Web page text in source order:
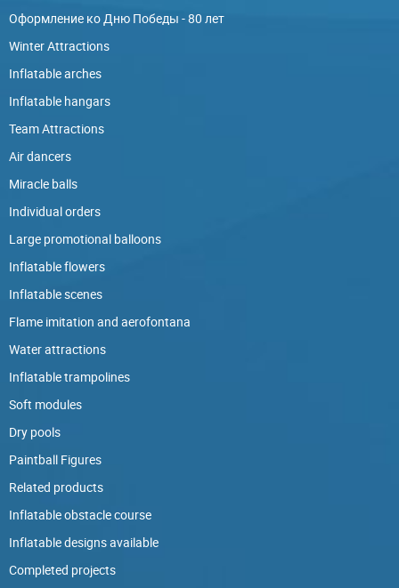
Оформление ко Дню Победы - 80 лет
Winter Attractions
Inflatable arches
Inflatable hangars
Team Attractions
Air dancers
Miracle balls
Individual orders
Large promotional balloons
Inflatable flowers
Inflatable scenes
Flame imitation and aerofontana
Water attractions
Inflatable trampolines
Soft modules
Dry pools
Paintball Figures
Related products
Inflatable obstacle course
Inflatable designs available
Completed projects